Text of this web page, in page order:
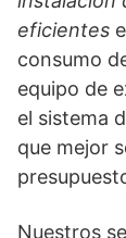
eficientes
consumo
equipo de
el sistema
que mejor
Nuestros